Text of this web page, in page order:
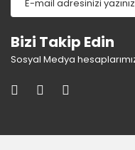
Bizi Takip Edin
Sosyal Medya